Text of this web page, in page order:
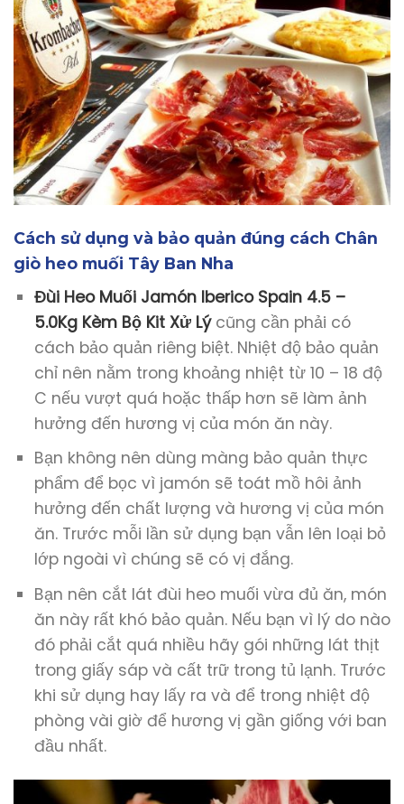
Cách sử dụng và bảo quản đúng cách Chân
giò heo muối Tây Ban Nha
Đùi Heo Muối Jamón Iberico Spain 4.5 –
5.0Kg Kèm Bộ Kit Xử Lýcũng cần phải có
cách bảo quản riêng biệt. Nhiệt độ bảo quản
chỉ nên nằm trong khoảng nhiệt từ 10 – 18 độ
C nếu vượt quá hoặc thấp hơn sẽ làm ảnh
hưởng đến hương vị của món ăn này.
Bạn không nên dùng màng bảo quản thực
phẩm để bọc vì jamón sẽ toát mồ hôi ảnh
hưởng đến chất lượng và hương vị của món
ăn. Trước mỗi lần sử dụng bạn vẫn lên loại bỏ
lớp ngoài vì chúng sẽ có vị đắng.
Bạn nên cắt lát đùi heo muối vừa đủ ăn, món
ăn này rất khó bảo quản. Nếu bạn vì lý do nào
đó phải cắt quá nhiều hãy gói những lát thịt
trong giấy sáp và cất trữ trong tủ lạnh. Trước
khi sử dụng hay lấy ra và để trong nhiệt độ
phòng vài giờ để hương vị gần giống với ban
đầu nhất.